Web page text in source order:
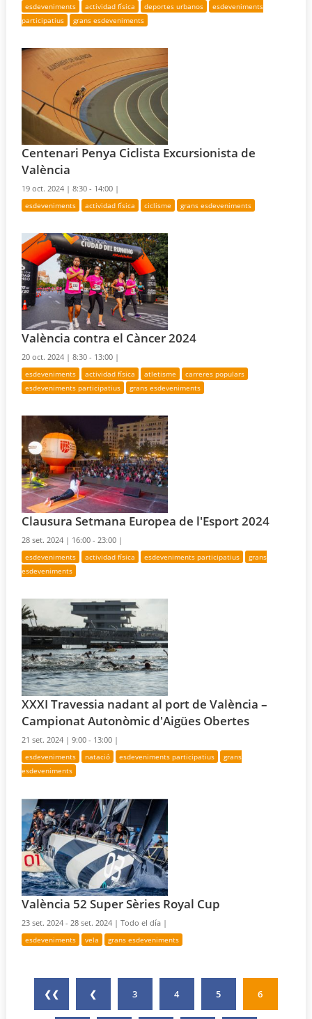
esdeveniments actividad física deportes urbanos
esdeveniments
participatius
grans esdeveniments
Centenari Penya Ciclista Excursionista de
València
19 oct. 2024 |8:30 - 14:00 |
esdeveniments actividad física ciclisme grans esdeveniments
València contra el Càncer 2024
20 oct. 2024 |8:30 - 13:00 |
esdeveniments actividad física atletisme
carreres populars
esdeveniments participatius
grans esdeveniments
Clausura Setmana Europea de l'Esport 2024
28 set. 2024 | 16:00 - 23:00 |
esdeveniments actividad física esdeveniments participatius
grans
esdeveniments
XXXI Travessia nadant al port de València –
Campionat Autonòmic d'Aigües Obertes
21 set. 2024 |9:00 - 13:00 |
esdeveniments natació esdeveniments participatius
grans
esdeveniments
València 52 Super Sèries Royal Cup
23 set. 2024 - 28 set. 2024 |Todo el día |
esdeveniments vela grans esdeveniments
❮❮ ❮ 3 4 5 6